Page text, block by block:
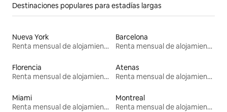
Destinaciones populares para estadías largas
Nueva York
Renta mensual de alojamientos
Barcelona
Renta mensual de alojamientos
Florencia
Renta mensual de alojamientos
Atenas
Renta mensual de alojamientos
Miami
Renta mensual de alojamientos
Montreal
Renta mensual de alojamientos